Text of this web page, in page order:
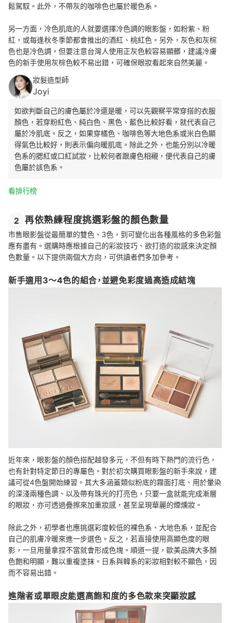
鬆駕馭。此外， 不帶灰的咖啡色也屬於暖色系。
另一方面，冷色肌底的人就要選擇冷色調的眼影盤，如粉紫、粉
紅，或每逢秋冬季節都會推出的酒紅、桃紅色。另外，灰色和灰棕
色也是冷色調，但要注意台灣人使用正灰色較容易顯髒，建議冷膚
色的新手使用灰棕色較不易出錯，可確保眼妝看起來自然美麗。
妝髮造型師
Joyi
如欲判斷自己的膚色屬於冷還是暖，可以先觀察平常穿搭的衣服
顏色，若穿粉紅色、純白色、黑色、藍色比較好看，就代表自己
屬於冷肌底。反之，如果穿橘色、咖啡色等大地色系或米白色顯
得氣色比較好，則表示偏向暖肌底。除此之外，也能分別以冷暖
色系的腮紅或口紅試妝，比較何者跟膚色相襯，便代表自己的膚
色屬於該色系。
看排行榜
2 再依熟練程度挑選彩盤的顏色數量
市售眼影盤從最簡單的雙色、3色，到可變化出各種風格的多色彩盤
應有盡有。選購時應根據自己的彩妝技巧、欲打造的妝感來決定顏
色數量。以下提供兩個大方向，可供讀者們多加參考。
新手適用3～4色的組合，並避免彩度過高造成結塊
近年來，眼影盤的顏色搭配越發多元，不但有時下熱門的流行色，
也有針對特定節日的專屬色。對於初次購買眼影盤的新手來說，建
議可從4色盤開始練習 。其大多涵蓋類似粉底的霧面打底、用於暈染
的深淺兩種色調、以及帶有珠光的打亮色，只要一盒就能完成漸層
的眼妝，亦可透過疊擦來加重妝感，甚至呈現華麗的煙燻妝。
除此之外，初學者也應挑選彩度較低的裸色系、大地色系，並配合
自己的肌膚冷暖來進一步選色。反之，若直接使用高顯色度的眼
影，一旦用量拿捏不當就會形成色塊。順道一提， 歐美品牌大多顏
色飽和明顯，難以重複塗抹。日系與韓系的彩妝相對較不顯色，因
而不容易出錯。
進階者或單眼皮能選高飽和度的多色款來突顯妝感